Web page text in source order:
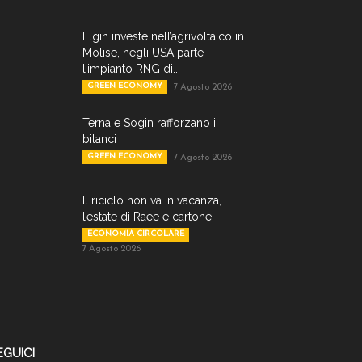
Elgin investe nell’agrivoltaico in
Molise, negli USA parte
l’impianto RNG di...
GREEN ECONOMY 7 Agosto 2026
Terna e Sogin rafforzano i
bilanci
GREEN ECONOMY 7 Agosto 2026
Il riciclo non va in vacanza,
l’estate di Raee e cartone
ECONOMIA CIRCOLARE
7 Agosto 2026